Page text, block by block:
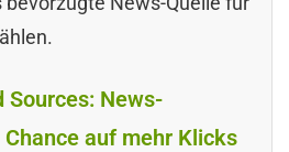
Sources: News-
auf mehr Klicks